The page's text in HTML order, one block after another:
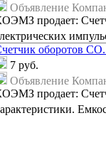
Объявление
продает:
оборотов
7 руб.
Объявление
продает: